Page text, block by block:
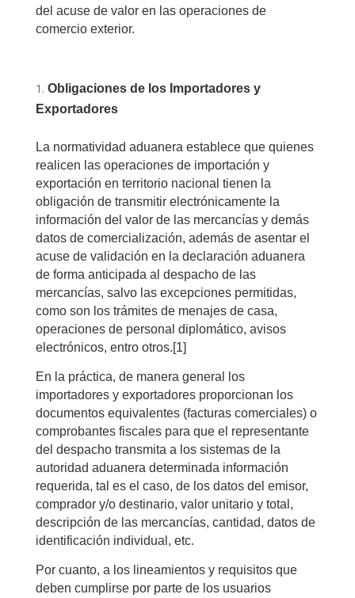
del acuse de valor en las operaciones de
comercio exterior.
Obligaciones de los Importadores y
Exportadores
La normatividad aduanera establece que quienes
realicen las operaciones de importación y
exportación en territorio nacional tienen la
obligación de transmitir electrónicamente la
información del valor de las mercancías y demás
datos de comercialización, además de asentar el
acuse de validación en la declaración aduanera
de forma anticipada al despacho de las
mercancías, salvo las excepciones permitidas,
como son los trámites de menajes de casa,
operaciones de personal diplomático, avisos
electrónicos, entro otros.[1]
En la práctica, de manera general los
importadores y exportadores proporcionan los
documentos equivalentes (facturas comerciales) o
comprobantes fiscales para que el representante
del despacho transmita a los sistemas de la
autoridad aduanera determinada información
requerida, tal es el caso, de los datos del emisor,
comprador y/o destinario, valor unitario y total,
descripción de las mercancías, cantidad, datos de
identificación individual, etc.
Por cuanto, a los lineamientos y requisitos que
deben cumplirse por parte de los usuarios